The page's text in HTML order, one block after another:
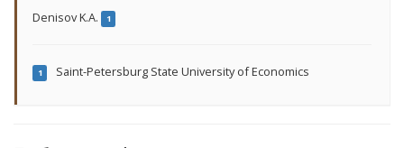
Denisov K.A. 1
1 Saint-Petersburg State University of Economics